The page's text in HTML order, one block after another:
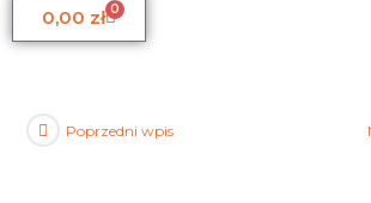
0,00 zł 0
Poprzedni wpis